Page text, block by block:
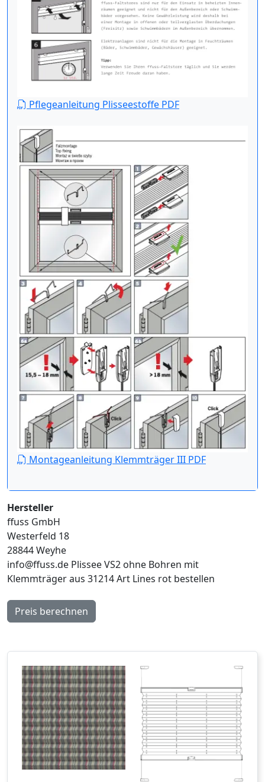
Pflegeanleitung Plisseestoffe PDF
Montageanleitung Klemmträger III PDF
Hersteller
ffuss GmbH
Westerfeld 18
28844 Weyhe
info@ffuss.de Plissee VS2 ohne Bohren mit
Klemmträger aus 31214 Art Lines rot bestellen
Preis berechnen